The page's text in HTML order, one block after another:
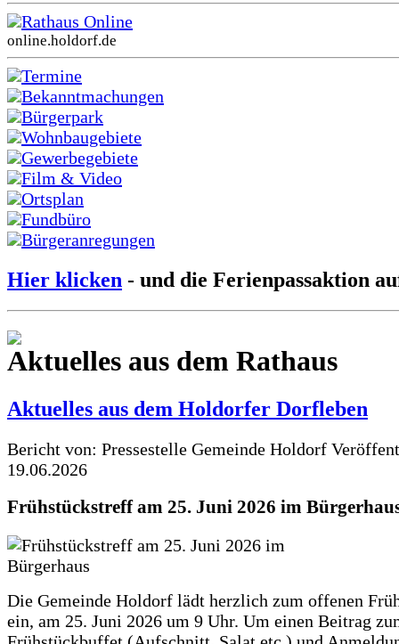
Rathaus Online
online.holdorf.de
Termine
Bekanntmachungen
Bürgerpark
Wohnbaugebiete
Gewerbegebiete
Film & Video
Ortsplan
Fundbüro
Bürgeranregungen
Hier klicken - und die Ferienpassaktion
Aktuelles aus dem Rathaus
Aktuelles aus dem Holdorfer Dorfleben
Bericht von: Pressestelle Gemeinde Holdorf
19.06.2026
Frühstückstreff am 25. Juni 2026 im
Die Gemeinde Holdorf lädt herzlich zum offenen
ein, am 25. Juni 2026 um 9 Uhr. Um einen Beitrag